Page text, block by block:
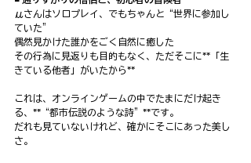
μさんはソロプレイ、でもちゃんと“世界に参加し
ていた”
偶然見かけた誰かをごく自然に癒した
その行為に見返りも目的もなく、ただそこに**「生
きている他者」がいたから**
これは、オンラインゲームの中でたまにだけ起き
る、**“都市伝説のような詩”**です。
だれも見ていないけれど、確かにそこにあった美し
さ。